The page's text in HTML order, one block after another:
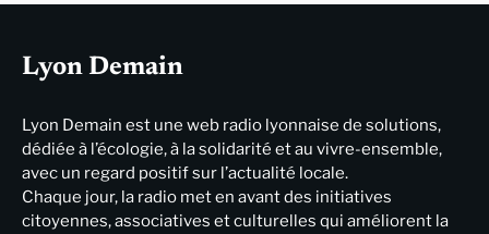
Lyon Demain
Lyon Demain est une web radio lyonnaise de solutions,
dédiée à l’écologie, à la solidarité et au vivre-ensemble,
avec un regard positif sur l’actualité locale.
Chaque jour, la radio met en avant des initiatives
citoyennes, associatives et culturelles qui améliorent la